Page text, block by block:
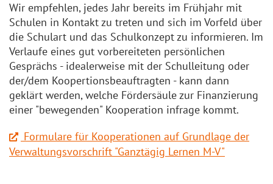
Wir empfehlen, jedes Jahr bereits im Frühjahr mit
Schulen in Kontakt zu treten und sich im Vorfeld über
die Schulart und das Schulkonzept zu informieren. Im
Verlaufe eines gut vorbereiteten persönlichen
Gesprächs - idealerweise mit der Schulleitung oder
der/dem Koopertionsbeauftragten - kann dann
geklärt werden, welche Fördersäule zur Finanzierung
einer "bewegenden" Kooperation infrage kommt.
Formulare für Kooperationen auf Grundlage der
Verwaltungsvorschrift "Ganztägig Lernen M-V"